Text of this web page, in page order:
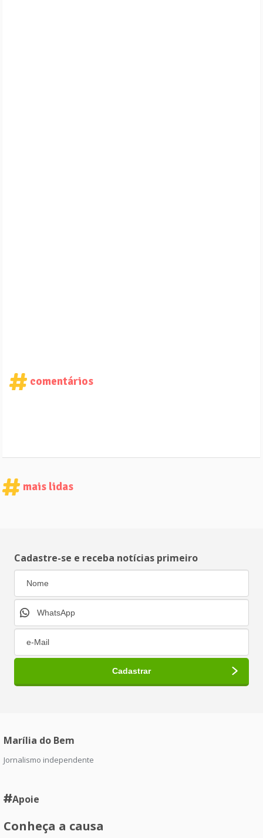
comentários
mais lidas
Cadastre-se e receba notícias primeiro
Marília do Bem
Jornalismo independente
Apoie
Conheça a causa